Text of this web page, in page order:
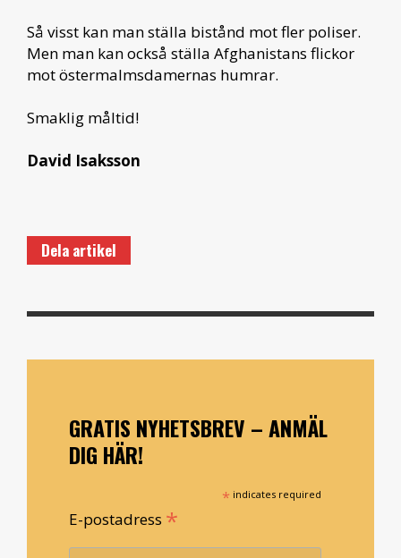
Så visst kan man ställa bistånd mot fler poliser.
Men man kan också ställa Afghanistans flickor
mot östermalmsdamernas humrar.
Smaklig måltid!
David Isaksson
Dela artikel
GRATIS NYHETSBREV – ANMÄL
DIG HÄR!
* indicates required
E-postadress *